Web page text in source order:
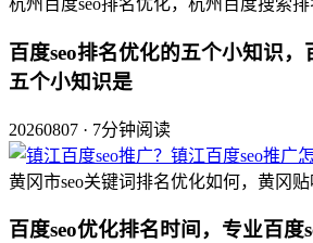
杭州百度seo排名优化，杭州百度搜索排
百度seo排名优化的五个小知识，
五个小知识是
20260807 · 7分钟阅读
黄冈市seo关键词排名优化如何，黄冈
百度seo优化排名时间，专业百度